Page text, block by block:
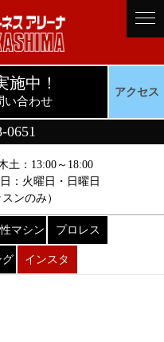
土：13:00～18:00
：火曜日・日曜日
ンのみ）
0651
中！
い合わせ
アクセス
マシン プロレス
グ インスタ